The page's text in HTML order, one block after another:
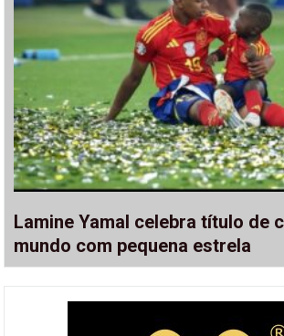
Lamine Yamal celebra título de
mundo com pequena estrela